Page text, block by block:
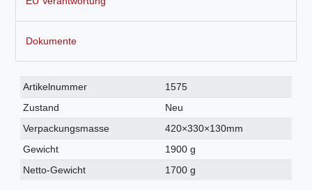
Dokumente
Technisches
Merkmal
Wert
Artikelnummer
1575
Zustand
Neu
Verpackungsmasse
420×330×130mm
Gewicht
1900 g
Netto-Gewicht
1700 g